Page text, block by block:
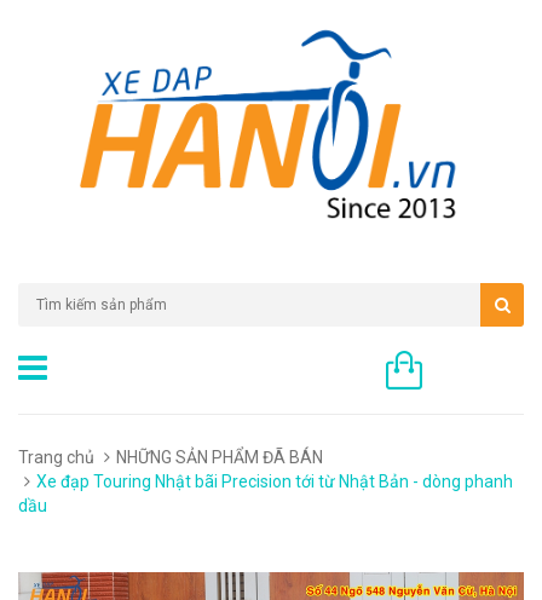
Trang chủ
NHỮNG SẢN PHẨM ĐÃ BÁN
Xe đạp Touring Nhật bãi Precision tới từ Nhật Bản - dòng phanh
dầu